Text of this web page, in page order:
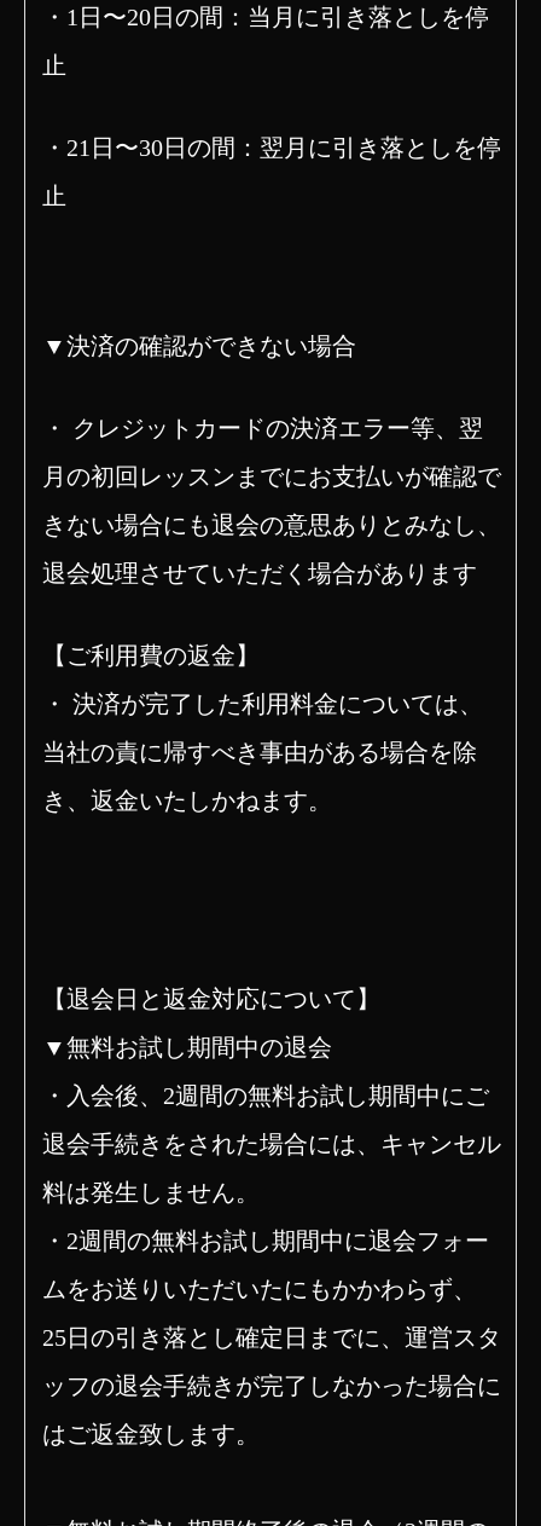
・1日〜20日の間：当月に引き落としを停
止
・21日〜30日の間：翌月に引き落としを停
止
▼決済の確認ができない場合
・
クレジットカードの決済エラー等、翌
月の初回レッスンまでにお支払いが確認で
きない場合にも退会の意思ありとみなし、
退会処理させていただく場合があります
【ご利用費の返金】
・ 決済が完了した利用料金については、
当社の責に帰すべき事由がある場合を除
き、返金いたしかねます。
【退会日と返金対応について】
▼無料お試し期間中の退会
・入会後、2週間の無料お試し期間中にご
退会手続きをされた場合には、キャンセル
料は発生しません。
・2週間の無料お試し期間中に退会フォー
ムをお送りいただいたにもかかわらず、
25日の引き落とし確定日までに、運営スタ
ッフの退会手続きが完了しなかった場合に
はご返金致します。